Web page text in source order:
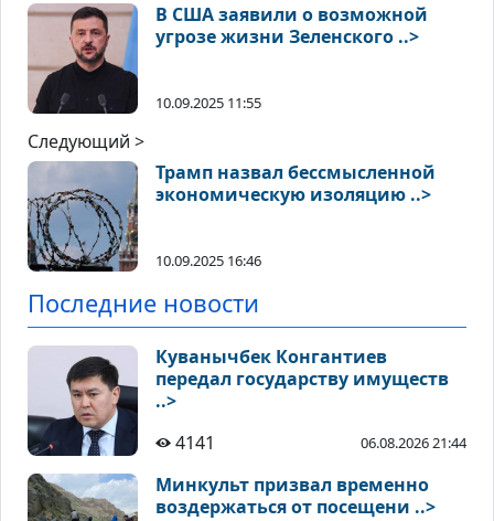
В США заявили о возможной
угрозе жизни Зеленского ..>
10.09.2025 11:55
Следующий >
Трамп назвал бессмысленной
экономическую изоляцию ..>
10.09.2025 16:46
Последние новости
Куванычбек Конгантиев
передал государству имуществ
..>
4141
06.08.2026 21:44
Минкульт призвал временно
воздержаться от посещени ..>